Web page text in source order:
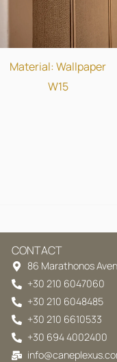
Material: Wallpaper
W15
CONTACT
86 Marathonos
+30 210 6047060
+30 210 6048485
+30 210 6610533
+30 694 4002400